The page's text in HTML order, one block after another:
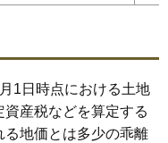
1日時点における土地
産税などを算定する
地価とは多少の乖離